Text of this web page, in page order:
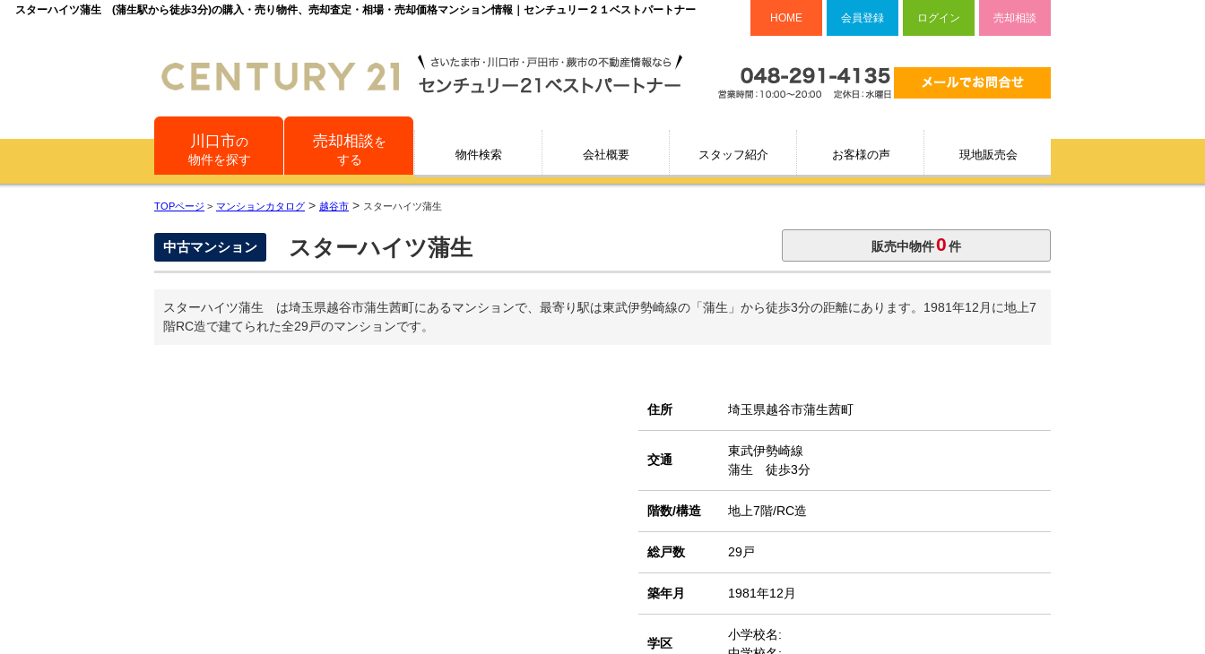
スターハイツ蒲生 (蒲生駅から徒歩3分)の購入・売り物件、売却査定・相場・売却価格マンション情報｜センチュリー２１ベストパートナー
HOME 会員登録 ログイン 売却相談
川口市の
物件を探す
売却相談を
する
物件検索 会社概要 スタッフ紹介 お客様の声 現地販売会
TOPページ > マンションカタログ > 越谷市 > スターハイツ蒲生
中古マンション スターハイツ蒲生 販売中物件0件
スターハイツ蒲生 は埼玉県越谷市蒲生茜町にあるマンションで、最寄り駅は東武伊勢崎線の「蒲生」から徒歩3分の距離にあります。1981年12月に地上7
階RC造で建てられた全29戸のマンションです。
住所 埼玉県越谷市蒲生茜町
交通
東武伊勢崎線
蒲生 徒歩3分
階数/構造 地上7階/RC造
総戸数 29戸
築年月 1981年12月
学区
小学校名: